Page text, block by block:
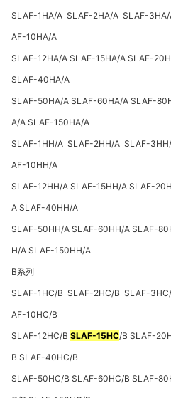
SLAF-1HA/A SLAF-2HA/A SLAF-
AF-10HA/A
SLAF-12HA/A SLAF-15HA/A SLAF-
SLAF-40HA/A
SLAF-50HA/A SLAF-60HA/A SLAF-
A/A SLAF-150HA/A
SLAF-1HH/A SLAF-2HH/A SLAF-
AF-10HH/A
SLAF-12HH/A SLAF-15HH/A SLAF-
A SLAF-40HH/A
SLAF-50HH/A SLAF-60HH/A SLAF-
H/A SLAF-150HH/A
B系列
SLAF-1HC/B SLAF-2HC/B SLAF-
AF-10HC/B
SLAF-12HC/B SLAF-15HC/B SLAF-
B SLAF-40HC/B
SLAF-50HC/B SLAF-60HC/B SLAF-